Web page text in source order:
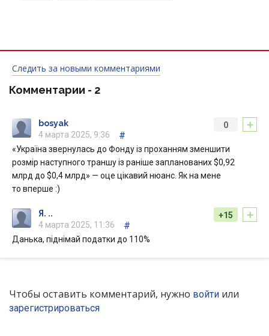
Следить за новыми комментариями
Комментарии - 2
+
0
bosyak
4 марта 2025, 9:36
#
«Україна звернулась до Фонду із проханням зменшити
розмір наступного траншу із раніше запланованих $0,92
млрд до $0,4 млрд» — оце цікавий нюанс. Як на мене
то вперше :)
+
+15
Я. ..
4 марта 2025, 11:36
#
Данька, піднімай податки до 110%
Чтобы оставить комментарий, нужно войти или
зарегистрироваться